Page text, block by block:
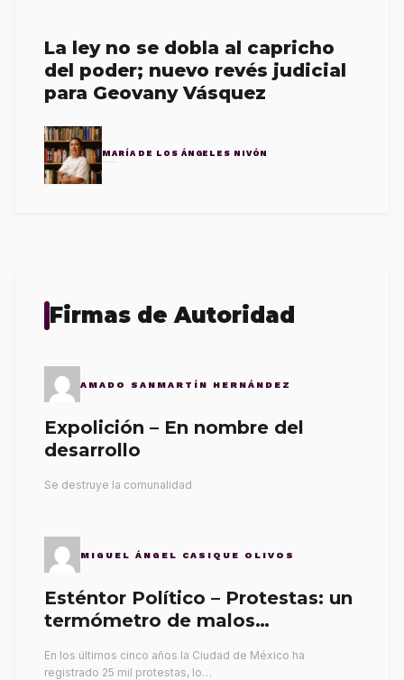
La ley no se dobla al capricho
del poder; nuevo revés judicial
para Geovany Vásquez
MARÍA DE LOS ÁNGELES NIVÓN
Firmas de Autoridad
AMADO SANMARTÍN HERNÁNDEZ
Expolición – En nombre del
desarrollo
Se destruye la comunalidad
MIGUEL ÁNGEL CASIQUE OLIVOS
Esténtor Político – Protestas: un
termómetro de malos
En los últimos cinco años la Ciudad de México ha
registrado 25 mil protestas, lo…